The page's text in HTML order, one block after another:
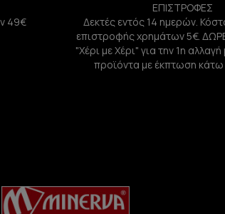
49€
ΕΠΙΣΤΡΟΦΕΣ
Δεκτές εντός 14 ημερών.
επιστροφής χρημάτων 5€.
"Χέρι με Χέρι" για την 1η
προϊόντα με έκπτωση